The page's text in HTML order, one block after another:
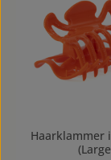
Haarklammer